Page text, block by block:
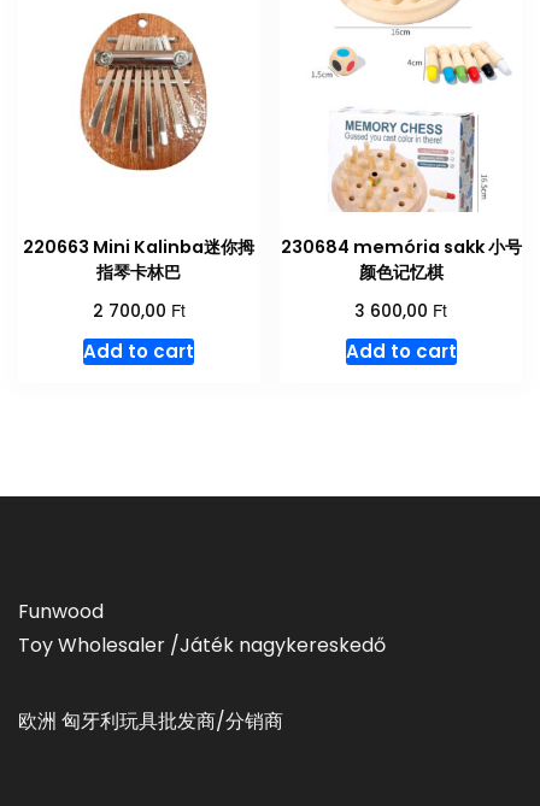
220663 Mini Kalinba迷你拇
指琴卡林巴
2 700,00 Ft
Add to cart
230684 memória sakk 小号
颜色记忆棋
3 600,00 Ft
Add to cart
Funwood
Toy Wholesaler /Játék nagykereskedő
欧洲 匈牙利玩具批发商/分销商